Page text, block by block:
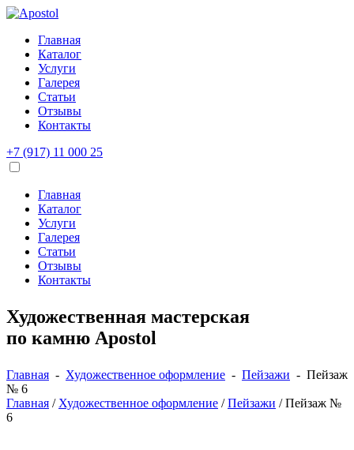
Главная
Каталог
Услуги
Галерея
Статьи
Отзывы
Контакты
+7 (917) 11 000 25
Главная
Каталог
Услуги
Галерея
Статьи
Отзывы
Контакты
Художественная мастерская
по камню Apostol
Главная - Художественное оформление - Пейзажи - Пейзаж
№ 6
Главная / Художественное оформление /Пейзажи / Пейзаж №
6